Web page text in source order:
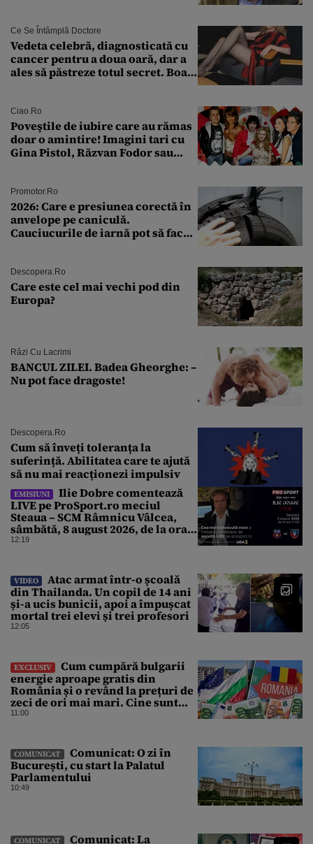
Ce Se Întâmplă Doctore
Vedeta celebră, diagnosticată cu
cancer pentru a doua oară, dar a
ales să păstreze totul secret. Boala
Ciao.ro
Poveştile de iubire care au rămas
doar o amintire! Imagini tari cu
Gina Pistol, Răzvan Fodor sau
Promotor.ro
2026: Care e presiunea corectă în
anvelope pe caniculă.
Cauciucurile de iarnă pot să facă
Descopera.ro
Care este cel mai vechi pod din
Europa?
Râzi Cu Lacrimi
BANCUL ZILEI. Badea Gheorghe: –
Nu pot face dragoste!
Descopera.ro
Cum să înveți toleranța la
suferință. Abilitatea care te ajută
să nu mai reacționezi impulsiv
EMISIUNI
Ilie Dobre comentează
LIVE pe ProSport.ro meciul
Steaua – SCM Râmnicu Vâlcea,
sâmbătă, 8 august 2026, de la ora
11:00
12:19
VIDEO
Atac armat într-o școală
din Thailanda. Un copil de 14 ani
și-a ucis bunicii, apoi a împușcat
mortal trei elevi și trei profesori
12:05
EXCLUSIV
Cum cumpără bulgarii
energie aproape gratis din
România și o revând la prețuri de
zeci de ori mai mari. Cine sunt
noii „băieți deștepți” din energie
11:00
COMUNICAT
Comunicat: O zi în
București, cu start la Palatul
Parlamentului
10:49
COMUNICAT
Comunicat: La